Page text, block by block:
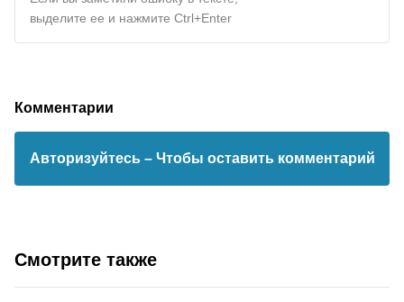
выделите ее и нажмите Ctrl+Enter
Комментарии
Авторизуйтесь – Чтобы оставить комментарий
Смотрите также